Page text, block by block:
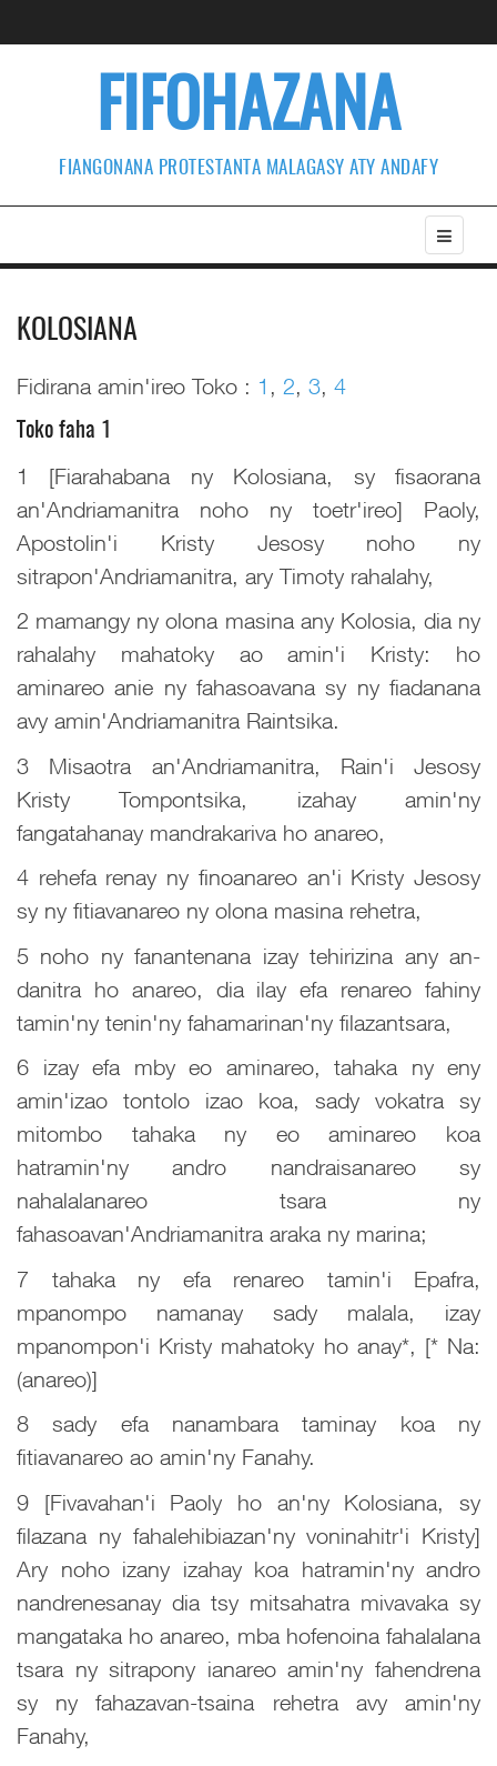
FIFOHAZANA
FIANGONANA PROTESTANTA MALAGASY ATY ANDAFY
KOLOSIANA
Fidirana amin'ireo Toko : 1 2 3 4
Toko faha 1
1 [Fiarahabana ny Kolosiana, sy fisaorana
an'Andriamanitra noho ny toetr'ireo] Paoly,
Apostolin'i Kristy Jesosy noho ny
sitrapon'Andriamanitra, ary Timoty rahalahy,
2 mamangy ny olona masina any Kolosia, dia ny
rahalahy mahatoky ao amin'i Kristy: ho
aminareo anie ny fahasoavana sy ny fiadanana
avy amin'Andriamanitra Raintsika.
3 Misaotra an'Andriamanitra, Rain'i Jesosy
Kristy Tompontsika, izahay amin'ny
fangatahanay mandrakariva ho anareo,
4 rehefa renay ny finoanareo an'i Kristy Jesosy
sy ny fitiavanareo ny olona masina rehetra,
5 noho ny fanantenana izay tehirizina any an-
danitra ho anareo, dia ilay efa renareo fahiny
tamin'ny tenin'ny fahamarinan'ny filazantsara,
6 izay efa mby eo aminareo, tahaka ny eny
amin'izao tontolo izao koa, sady vokatra sy
mitombo tahaka ny eo aminareo koa
hatramin'ny andro nandraisanareo sy
nahalalanareo tsara ny
fahasoavan'Andriamanitra araka ny marina;
7 tahaka ny efa renareo tamin'i Epafra,
mpanompo namanay sady malala, izay
mpanompon'i Kristy mahatoky ho anay*, [* Na:
(anareo)]
8 sady efa nanambara taminay koa ny
fitiavanareo ao amin'ny Fanahy.
9 [Fivavahan'i Paoly ho an'ny Kolosiana, sy
filazana ny fahalehibiazan'ny voninahitr'i Kristy]
Ary noho izany izahay koa hatramin'ny andro
nandrenesanay dia tsy mitsahatra mivavaka sy
mangataka ho anareo, mba hofenoina fahalalana
tsara ny sitrapony ianareo amin'ny fahendrena
sy ny fahazavan-tsaina rehetra avy amin'ny
Fanahy,